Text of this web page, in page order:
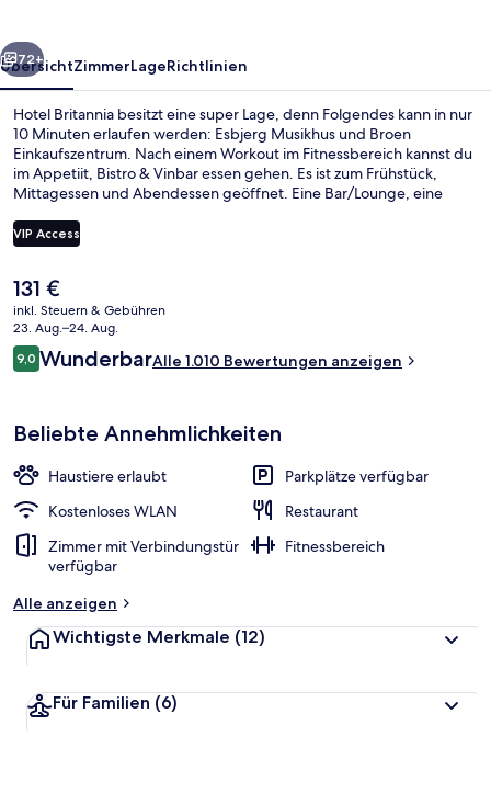
Weiter
72+
ÜbersichtZimmerLageRichtlinien
Hotel Britannia besitzt eine super Lage, denn Folgendes kann in nur
10 Minuten erlaufen werden: Esbjerg Musikhus und Broen
Einkaufszentrum. Nach einem Workout im Fitnessbereich kannst du
im Appetiit, Bistro & Vinbar essen gehen. Es ist zum Frühstück,
Mittagessen und Abendessen geöffnet. Eine Bar/Lounge, eine
Andere Reisende haben viel Gutes über das hilfsbereite Personal zu
berichten.
VIP Access
Der
aktuelle
Preis
beträgt
131 €.
131 €
inkl. Steuern & Gebühren
23. Aug.–24. Aug.
Bewertungen
9,09,0 von 10.
WunderbarAlle 1.010 Bewertungen anzeigen
Beliebte Annehmlichkeiten
Haustiere erlaubt
Parkplätze verfügbar
Kostenloses WLAN
Restaurant
Zimmer mit Verbindungstür
verfügbar
Fitnessbereich
Alle anzeigen
Wichtigste Merkmale (12)
Für Familien (6)